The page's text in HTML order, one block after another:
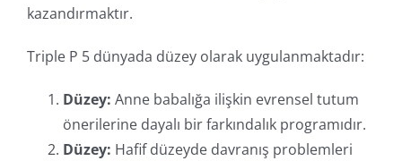
kazandırmaktır.
Triple P 5 dünyada düzey olarak uygulanmaktadır:
Düzey: Anne babalığa ilişkin evrensel tutum
önerilerine dayalı bir farkındalık programıdır.
Düzey: Hafif düzeyde davranış problemleri